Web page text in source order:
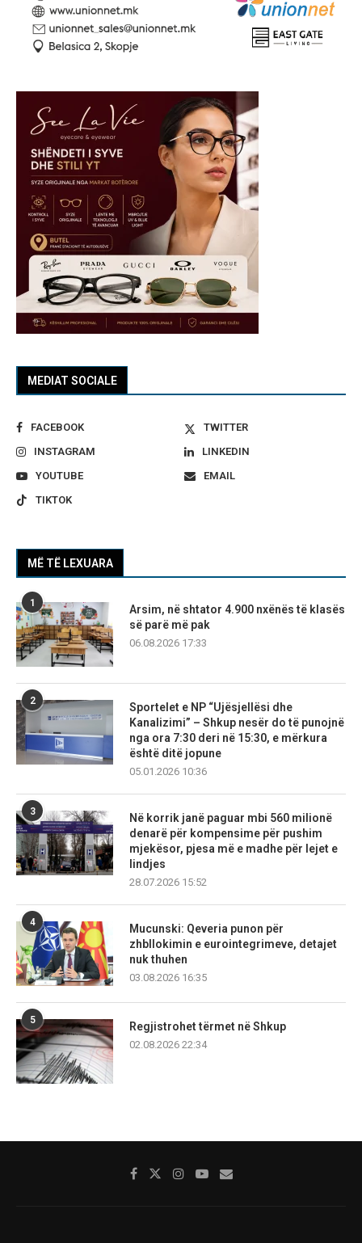
MEDIAT SOCIALE
FACEBOOK
TWITTER
INSTAGRAM
LINKEDIN
YOUTUBE
EMAIL
TIKTOK
MË TË LEXUARA
1
Arsim, në shtator 4.900 nxënës të klasës
së parë më pak
06.08.2026 17:33
2
Sportelet e NP “Ujësjellësi dhe
Kanalizimi” – Shkup nesër do të punojnë
nga ora 7:30 deri në 15:30, e mërkura
është ditë jopune
05.01.2026 10:36
3
Në korrik janë paguar mbi 560 milionë
denarë për kompensime për pushim
mjekësor, pjesa më e madhe për lejet e
lindjes
28.07.2026 15:52
4
Mucunski: Qeveria punon për
zhbllokimin e eurointegrimeve, detajet
nuk thuhen
03.08.2026 16:35
5
Regjistrohet tërmet në Shkup
02.08.2026 22:34